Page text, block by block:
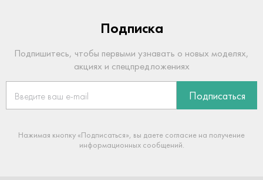
Подписка
Подпишитесь, чтобы первыми узнавать о новых моделях,
акциях и спецпредложениях
Подписаться
Нажимая кнопку «Подписаться», вы даете согласие на получение
информационных сообщений.